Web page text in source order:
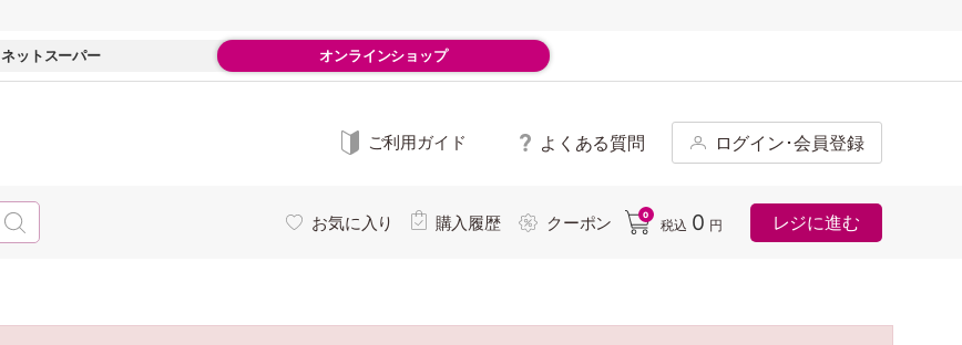
ネットスーパー オンラインショップ
ご利用ガイド よくある質問 ログイン･会員登録
お気に入り 購入履歴 クーポン 0
税込 0 円 レジに進む